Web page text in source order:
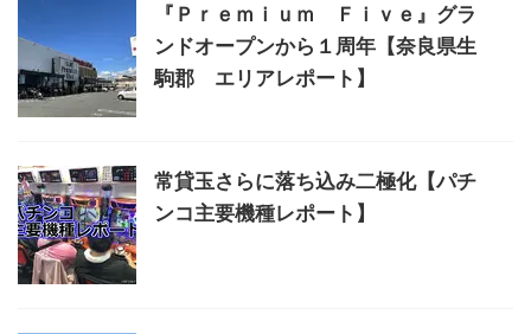
『Ｐｒｅｍｉｕｍ Ｆｉｖｅ』グラ
ンドオープンから１周年【奈良県生
駒郡 エリアレポート】
常貸玉さらに落ち込み二極化【パチ
ンコ主要機種レポート】